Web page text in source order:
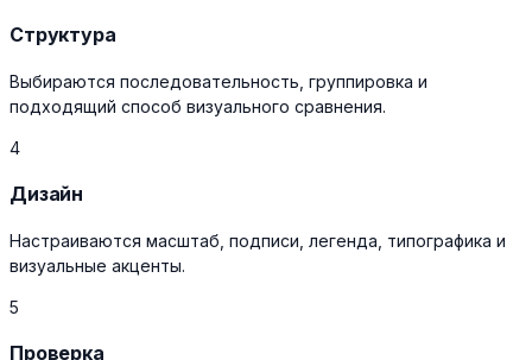
Структура
Выбираются последовательность, группировка и
подходящий способ визуального сравнения.
4
Дизайн
Настраиваются масштаб, подписи, легенда, типографика и
визуальные акценты.
5
Проверка